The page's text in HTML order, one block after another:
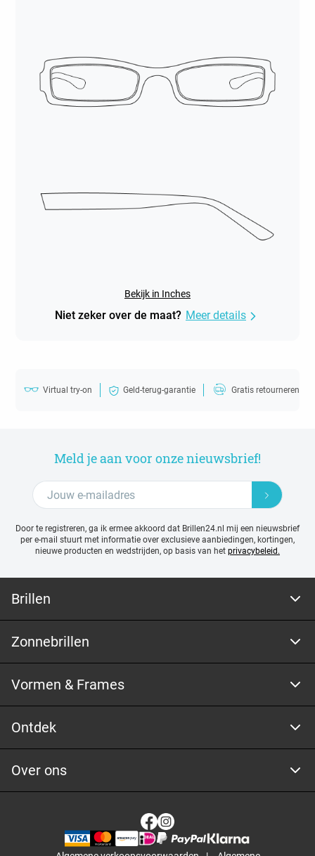
Bekijk in Inches
Niet zeker over de maat? Meer details
Virtual try-on Geld-terug-garantie Gratis retourneren
Meld je aan voor onze nieuwsbrief!
Door te registreren, ga ik ermee akkoord dat Brillen24.nl mij een nieuwsbrief
per e-mail stuurt met informatie over exclusieve aanbiedingen, kortingen,
nieuwe producten en wedstrijden, op basis van het privacybeleid.
Brillen
Zonnebrillen
Vormen & Frames
Ontdek
Over ons